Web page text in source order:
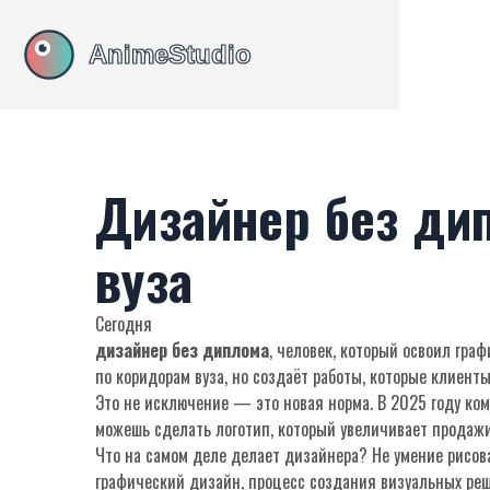
Дизайнер без
вуза
Сегодня
дизайнер без диплома, человек, который освоил
по коридорам вуза, но создаёт работы, которые
Это не исключение — это новая норма. В 2025 году
можешь сделать логотип, который увеличивает
Что на самом деле делает дизайнера? Не умение
графический дизайн, процесс создания визуальных